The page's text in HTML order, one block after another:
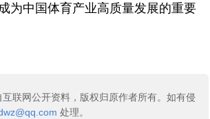
为中国体育产业高质量发展的重要
联网公开资料，版权归原作者所有。如有侵
处理。